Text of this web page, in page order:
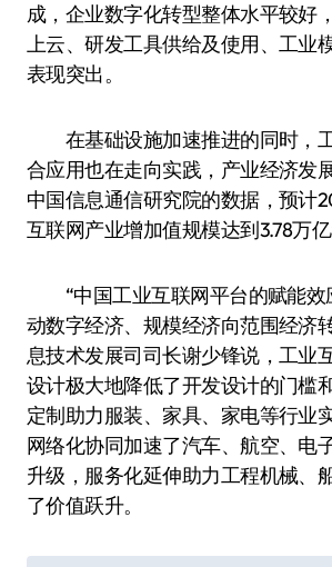
成，企业数字化转型整体水平较好
上云、研发工具供给及使用、工业
表现突出。
在基础设施加速推进的同时，
合应用也在走向实践，产业经济发
中国信息通信研究院的数据，预计
互联网产业增加值规模达到3.78万亿
“中国工业互联网平台的赋能效
动数字经济、规模经济向范围经济
息技术发展司司长谢少锋说，工业
设计极大地降低了开发设计的门槛
定制助力服装、家具、家电等行业
网络化协同加速了汽车、航空、电
升级，服务化延伸助力工程机械、
了价值跃升。